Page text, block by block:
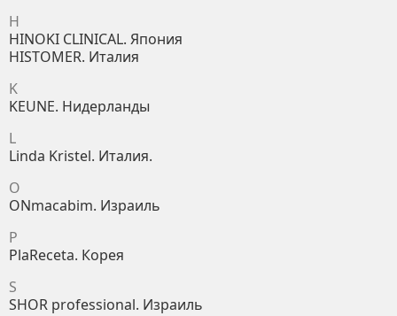
H
HINOKI CLINICAL. Япония
HISTOMER. Италия
K
KEUNE. Нидерланды
L
Linda Kristel. Италия.
O
ONmacabim. Израиль
P
PlaReceta. Корея
S
SHOR professional. Израиль